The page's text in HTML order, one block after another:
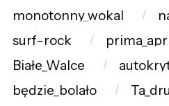
monotonny_wokal
surf-rock
Białe_Walce
będzie_bolało